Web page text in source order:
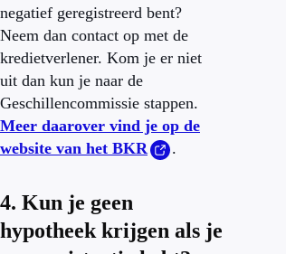
negatief geregistreerd bent?
Neem dan contact op met de
kredietverlener. Kom je er niet
uit dan kun je naar de
Geschillencommissie stappen.
Meer daarover vind je op de
website van het BKR
.
4. Kun je geen
hypotheek krijgen als je